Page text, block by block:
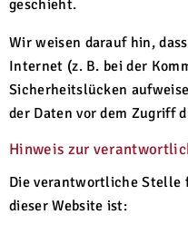
geschieht.
Wir weisen darauf hin,
Internet (z. B. bei der
Sicherheitslücken
der Daten vor dem Zugriff
Hinweis zur
Die verantwortliche Stelle
dieser Website ist: